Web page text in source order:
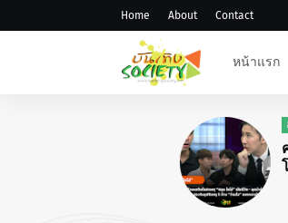
Home About Contact
หน้าแรก
#โหนกระแส
ครอบครัว
โซโล่” เ
พบทำประ
ไฉ” แจงด